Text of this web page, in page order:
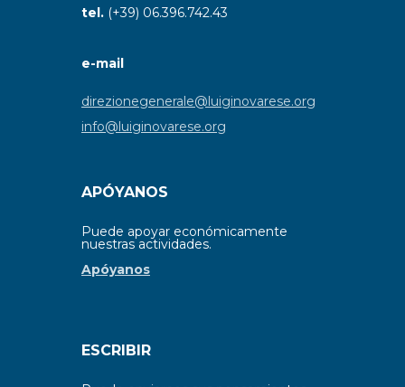
tel. (+39) 06.396.742.43
e-mail
direzionegenerale@luiginovarese.org
info@luiginovarese.org
APÓYANOS
Puede apoyar económicamente
nuestras actividades.
Apóyanos
ESCRIBIR